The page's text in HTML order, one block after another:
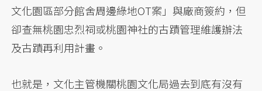
文化園區部分館舍周邊綠地OT案」與廠商簽約，但
卻查無桃園忠烈祠或桃園神社的古蹟管理維護辦法
及古蹟再利用計畫。
也就是，文化主管機關桃園文化局過去到底有沒有